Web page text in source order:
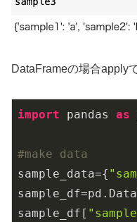
DataFrameの場合apply
import pandas as
#make data
sample_data={
sample_df[